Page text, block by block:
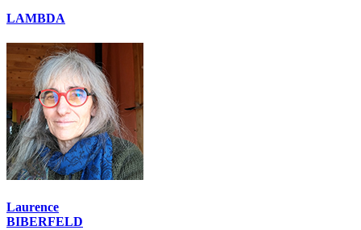
LAMBDA
Laurence
BIBERFELD